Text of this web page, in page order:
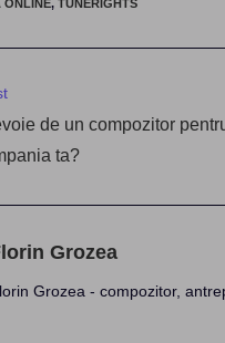
ONLINE, TUNERIGHTS
de un compozitor
ta?
Grozea
Grozea - compozitor,